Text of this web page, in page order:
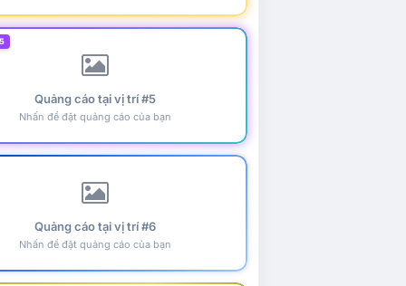
Quảng cáo tại vị trí #5
Nhấn để đặt quảng cáo của bạn
Quảng cáo tại vị trí #6
Nhấn để đặt quảng cáo của bạn